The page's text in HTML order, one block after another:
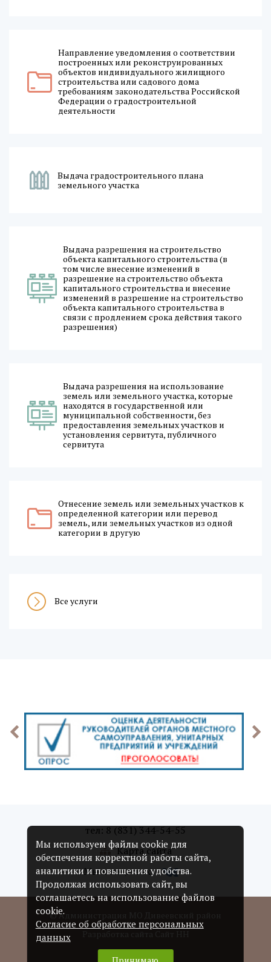
Направление уведомления о соответствии
построенных или реконструированных
объектов индивидуального жилищного
строительства или садового дома
требованиям законодательства Российской
Федерации о градостроительной
деятельности
Выдача градостроительного плана
земельного участка
Выдача разрешения на строительство
объекта капитального строительства (в
том числе внесение изменений в
разрешение на строительство объекта
капитального строительства и внесение
изменений в разрешение на строительство
объекта капитального строительства в
связи с продлением срока действия такого
разрешения)
Выдача разрешения на использование
земель или земельного участка, которые
находятся в государственной или
муниципальной собственности, без
предоставления земельных участков и
установления сервитута, публичного
сервитута
Отнесение земель или земельных участков к
определенной категории или перевод
земель, или земельных участков из одной
категории в другую
Все услуги
тел: 8 (831) 344-54-55
Карта сайта
Мы в соцсетях:
© Администрация МО Дивеевский район
Мы используем файлы cookie для
обеспечения корректной работы сайта,
аналитики и повышения удобства.
Продолжая использовать сайт, вы
соглашаетесь на использование файлов
cookie.
Согласие об обработке персональных
данных